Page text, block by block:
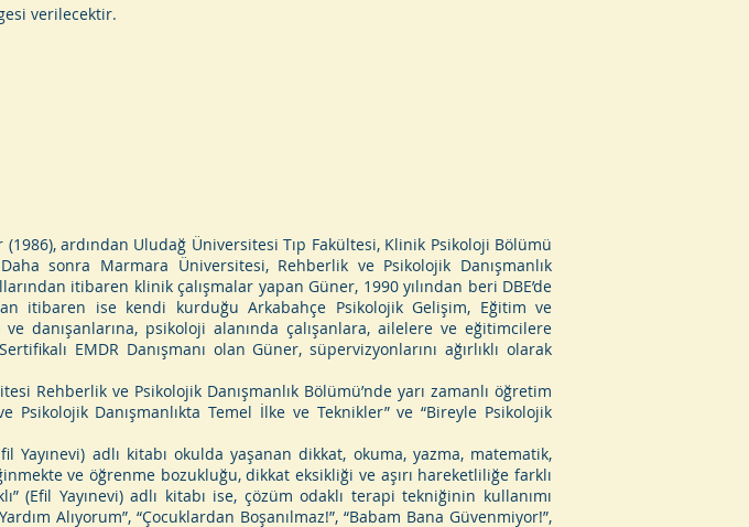
verilecektir.
ardından Uludağ Üniversitesi Tıp Fakültesi, Klinik Psikoloji Bölümü
sonra Marmara Üniversitesi, Rehberlik ve Psikolojik Danışmanlık
itibaren klinik çalışmalar yapan Güner, 1990 yılından beri DBE’de
itibaren ise kendi kurduğu Arkabahçe Psikolojik Gelişim, Eğitim ve
danışanlarına, psikoloji alanında çalışanlara, ailelere ve eğitimcilere
EMDR Danışmanı olan Güner, süpervizyonlarını ağırlıklı olarak
Rehberlik ve Psikolojik Danışmanlık Bölümü’nde yarı zamanlı öğretim
Danışmanlıkta Temel İlke ve Teknikler” ve “Bireyle Psikolojik
Yayınevi) adlı kitabı okulda yaşanan dikkat, okuma, yazma, matematik,
ve öğrenme bozukluğu, dikkat eksikliği ve aşırı hareketliliğe farklı
(Efil Yayınevi) adlı kitabı ise, çözüm odaklı terapi tekniğinin kullanımı
Alıyorum”, “Çocuklardan Boşanılmaz!”, “Babam Bana Güvenmiyor!”,